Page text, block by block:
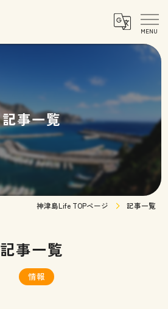
記事一覧
神津島Life TOPページ 記事一覧
記事一覧
情報